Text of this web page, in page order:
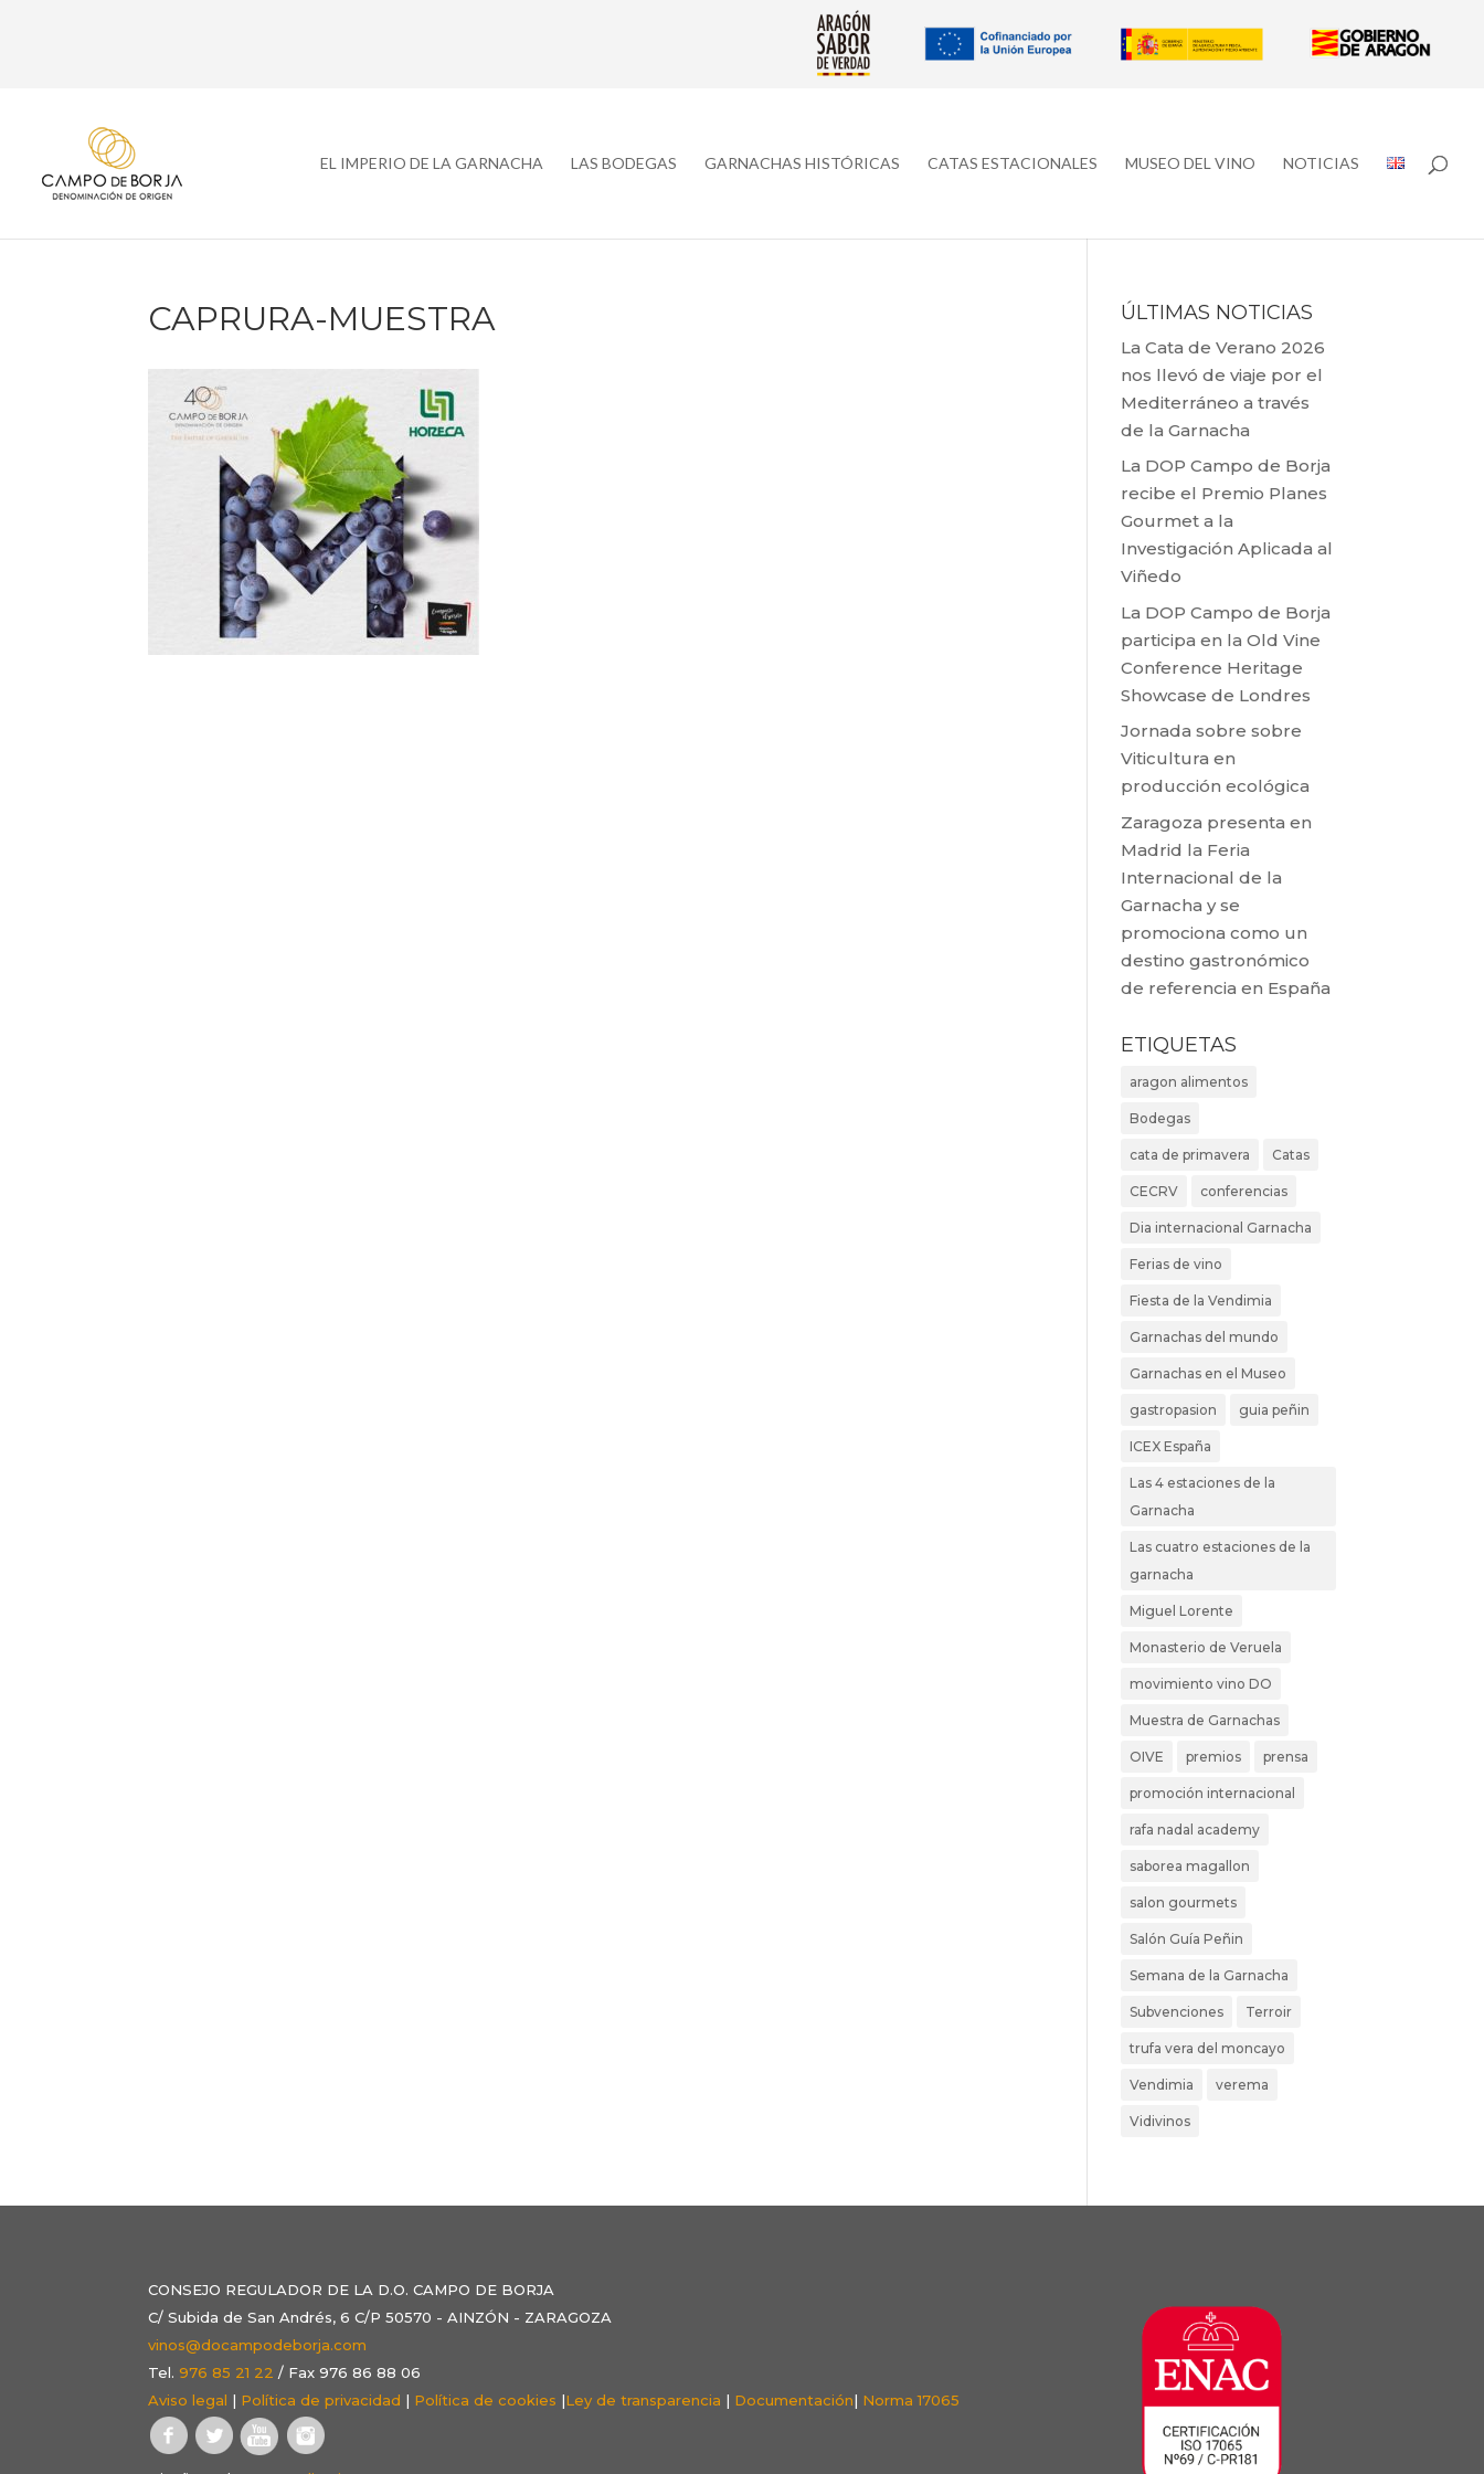
EL IMPERIO DE LA GARNACHA LAS BODEGAS GARNACHAS HISTÓRICAS CATAS ESTACIONALES MUSEO DEL VINO NOTICIAS
CAPRURA-MUESTRA ÚLTIMAS NOTICIAS
La Cata de Verano 2026
nos llevó de viaje por el
Mediterráneo a través
de la Garnacha
La DOP Campo de Borja
recibe el Premio Planes
Gourmet a la
Investigación Aplicada al
Viñedo
La DOP Campo de Borja
participa en la Old Vine
Conference Heritage
Showcase de Londres
Jornada sobre sobre
Viticultura en
producción ecológica
Zaragoza presenta en
Madrid la Feria
Internacional de la
Garnacha y se
promociona como un
destino gastronómico
de referencia en España
ETIQUETAS
aragon alimentos
Bodegas
cata de primavera Catas
CECRV conferencias
Dia internacional Garnacha
Ferias de vino
Fiesta de la Vendimia
Garnachas del mundo
Garnachas en el Museo
gastropasion guia peñin
ICEX España
Las 4 estaciones de la
Garnacha
Las cuatro estaciones de la
garnacha
Miguel Lorente
Monasterio de Veruela
movimiento vino DO
Muestra de Garnachas
OIVE premios prensa
promoción internacional
rafa nadal academy
saborea magallon
salon gourmets
Salón Guía Peñin
Semana de la Garnacha
Subvenciones Terroir
trufa vera del moncayo
Vendimia verema
Vidivinos
CONSEJO REGULADOR DE LA D.O. CAMPO DE BORJA
C/ Subida de San Andrés, 6 C/P 50570 - AINZÓN - ZARAGOZA
vinos@docampodeborja.com
Tel.976 85 21 22 / Fax 976 86 88 06
Aviso legal | Política de privacidad | Política de cookies |Ley de transparencia | Documentación| Norma 17065